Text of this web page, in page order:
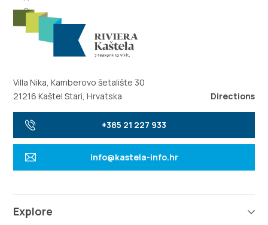
Villa Nika, Kamberovo šetalište 30
21216 Kaštel Stari, Hrvatska
Directions
+385 21 227 933
info@kastela-info.hr
Explore